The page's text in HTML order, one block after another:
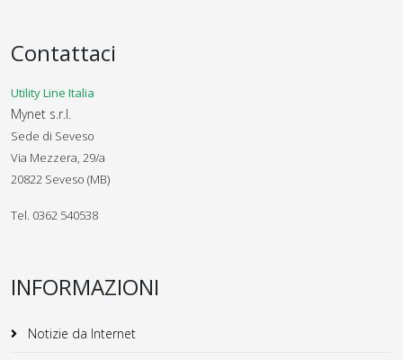
Contattaci
Utility Line Italia
Mynet s.r.l.
Sede di Seveso
Via Mezzera, 29/a
20822 Seveso (MB)
Tel. 0362 540538
INFORMAZIONI
Notizie da Internet